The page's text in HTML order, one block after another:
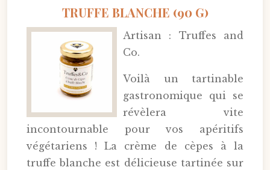
TRUFFE BLANCHE (90 G)
Artisan : Truffes and
Co.
Voilà un tartinable
gastronomique qui se
révèlera vite
incontournable pour vos apéritifs
végétariens ! La crème de cèpes à la
truffe blanche est délicieuse tartinée sur